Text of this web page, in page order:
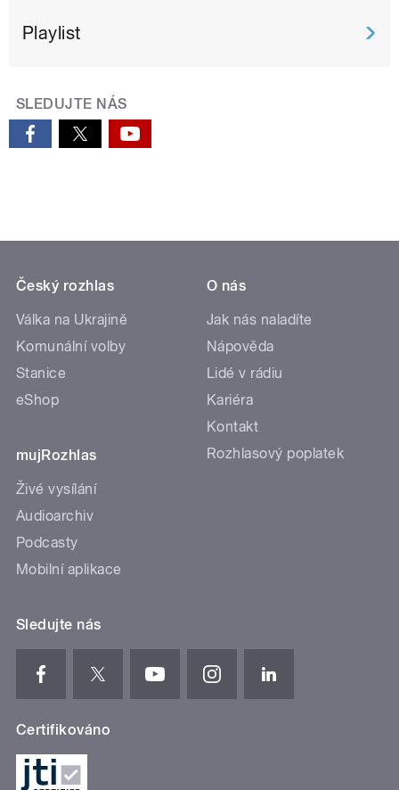
Playlist
SLEDUJTE NÁS
Český rozhlas
Válka na Ukrajině
Komunální volby
Stanice
eShop
mujRozhlas
Živé vysílání
Audioarchiv
Podcasty
Mobilní aplikace
O nás
Jak nás naladíte
Nápověda
Lidé v rádiu
Kariéra
Kontakt
Rozhlasový poplatek
Sledujte nás
Certifikováno